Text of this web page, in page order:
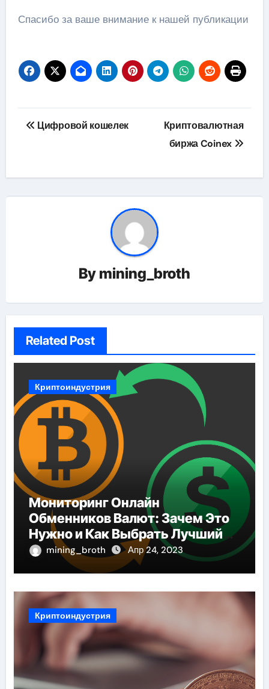
Спасибо за ваше внимание к нашей публикации
Навигация
Цифровой кошелек
Криптовалютная
биржа Coinex
By mining_broth
Related Post
Криптоиндустрия
Мониторинг Онлайн
Обменников Валют: Зачем Это
Нужно и Как Выбрать Лучший
Сервис
mining_broth Апр 24, 2023
Криптоиндустрия